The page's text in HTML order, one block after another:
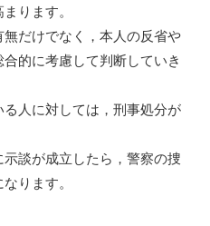
ります。
だけでなく，本人の反省や
的に考慮して判断していき
人に対しては，刑事処分が
談が成立したら，警察の捜
ります。